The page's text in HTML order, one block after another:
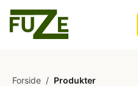
Forside / Produkter